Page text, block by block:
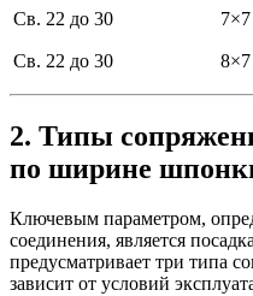
Св. 22 до 30 7×7
Св. 22 до 30 8×7
2. Типы
по ширине
Ключевым параметром,
соединения, является
предусматривает три типа
зависит от условий